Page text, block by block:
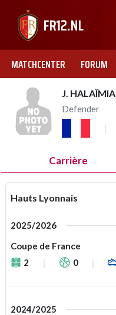
MATCHCENTER FORUM
J. HALAÏMIA
Defender
Carrière
Hauts Lyonnais
2025/2026
Coupe de France
2
0
2024/2025